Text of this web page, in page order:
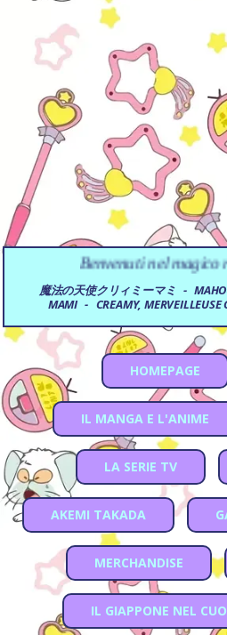
magico mondo dell'incantevole
魔法の天使クリィミーマミ -
MAMI - CREAMY,
HOMEPAGE
IL MANGA E L'ANIME
LA SERIE TV
AKEMI TAKADA
MERCHANDISE
IL GIAPPONE NEL